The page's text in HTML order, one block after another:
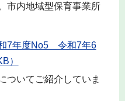
市内地域型保育事業所
7年度No5 令和7年6
）
ついてご紹介していま